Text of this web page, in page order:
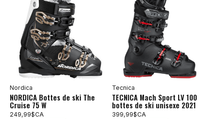
Nordica
NORDICA Bottes de ski The
Cruise 75 W
249,99$CA
Tecnica
TECNICA Mach Sport LV 100
bottes de ski unisexe 2021
399,99$CA